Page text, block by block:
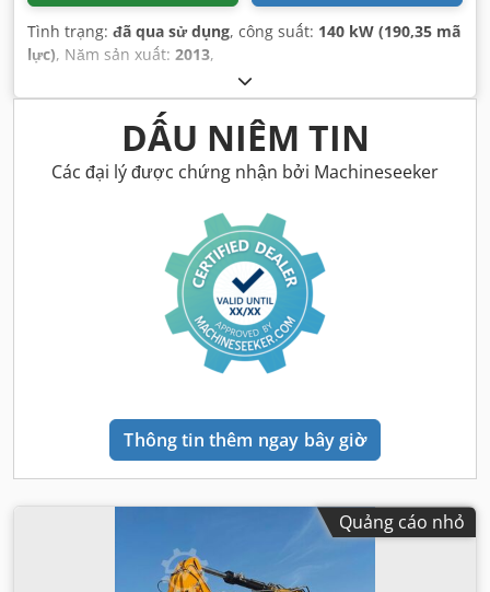
Tình trạng: đã qua sử dụng, công suất: 140 kW (190,35 mã
lực), Năm sản xuất: 2013,
DẤU NIÊM TIN
Các đại lý được chứng nhận bởi Machineseeker
Thông tin thêm ngay bây giờ
Quảng cáo nhỏ